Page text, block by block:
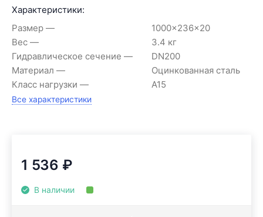
Характеристики:
Размер
1000x236x20
Вес
3.4 кг
Гидравлическое сечение
DN200
Материал
Оцинкованная сталь
Класс нагрузки
A15
Все характеристики
1 536 ₽
В наличии